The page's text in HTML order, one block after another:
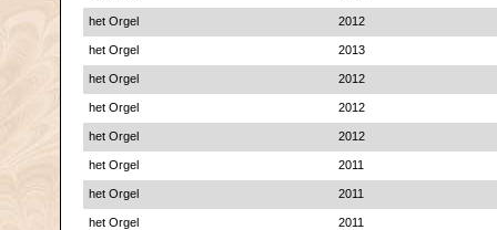
het Orgel 2012
het Orgel 2013
het Orgel 2012
het Orgel 2012
het Orgel 2012
het Orgel 2011
het Orgel 2011
het Orgel 2011